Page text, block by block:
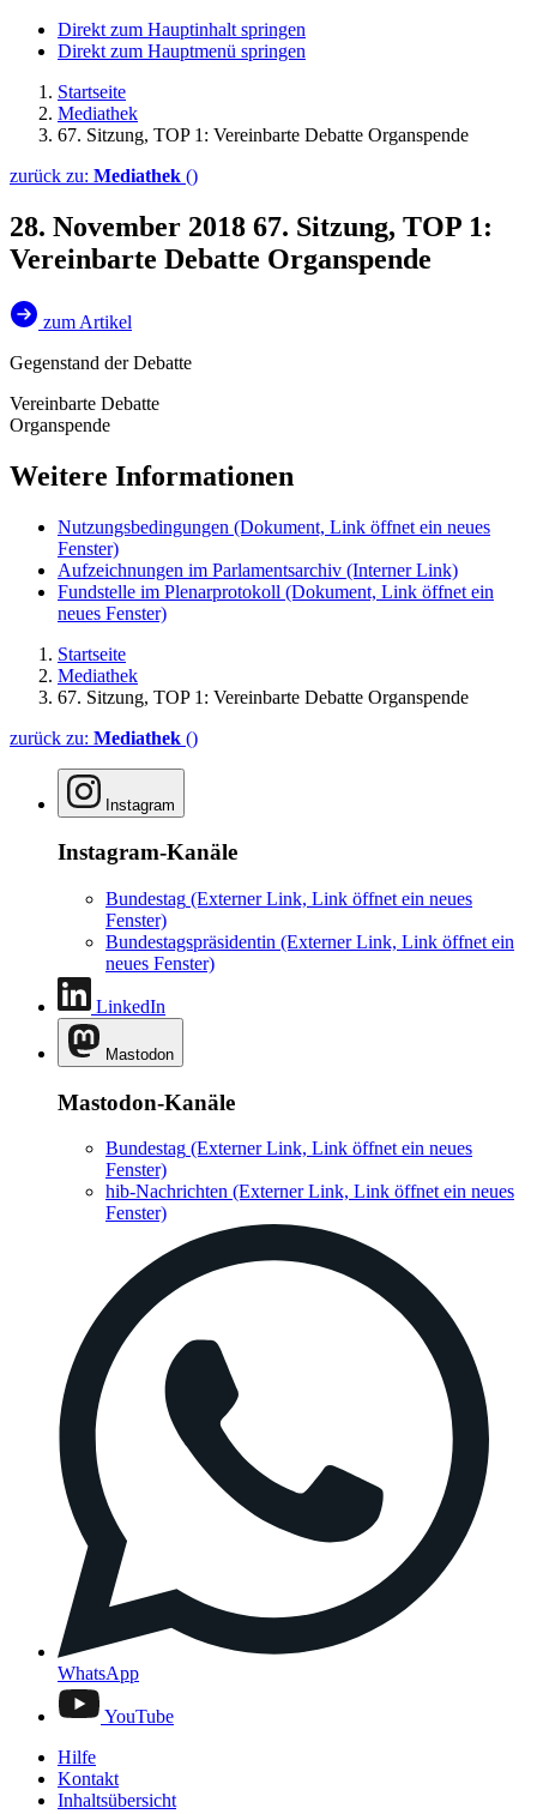
Direkt zum Hauptinhalt springen
Direkt zum Hauptmenü springen
Startseite
Mediathek
67. Sitzung, TOP 1: Vereinbarte Debatte Organspende
zurück zu: Mediathek ()
28. November 2018 67. Sitzung, TOP 1:
Vereinbarte Debatte Organspende
zum Artikel
Gegenstand der Debatte
Vereinbarte Debatte
Organspende
Weitere Informationen
Nutzungsbedingungen (Dokument, Link öffnet ein neues
Fenster)
Aufzeichnungen im Parlamentsarchiv (Interner Link)
Fundstelle im Plenarprotokoll (Dokument, Link öffnet ein
neues Fenster)
Startseite
Mediathek
67. Sitzung, TOP 1: Vereinbarte Debatte Organspende
zurück zu: Mediathek ()
Instagram
Instagram-Kanäle
Bundestag (Externer Link, Link öffnet ein neues
Fenster)
Bundestagspräsidentin (Externer Link, Link öffnet ein
neues Fenster)
LinkedIn
Mastodon
Mastodon-Kanäle
Bundestag (Externer Link, Link öffnet ein neues
Fenster)
hib-Nachrichten (Externer Link, Link öffnet ein neues
Fenster)
WhatsApp
YouTube
Hilfe
Kontakt
Inhaltsübersicht